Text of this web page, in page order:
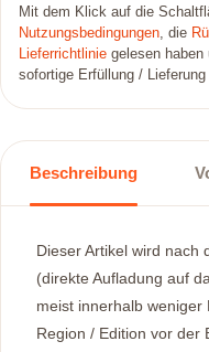
Mit dem Klick auf die
Nutzungsbedingungen, die
Lieferrichtlinie gelesen
sofortige Erfüllung /
Beschreibung
Dieser Artikel wird nach
(direkte Aufladung auf
meist innerhalb
Region / Edition vor der